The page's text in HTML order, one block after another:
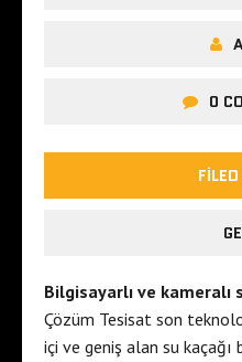
0
Bilgisayarlı ve kameralı
Çözüm Tesisat son
içi ve geniş alan su